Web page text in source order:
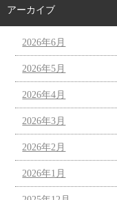
アーカイブ
2026年6月
2026年5月
2026年4月
2026年3月
2026年2月
2026年1月